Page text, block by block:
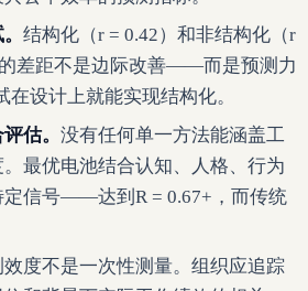
结构化（r = 0.42）和非结构化（r
差距不是边际改善——而是预测力
设计上就能实现结构化。
估。 没有任何单一方法能涵盖工
最优电池结合认知、人格、行为
定信号——达到R = 0.67+，而传统
效度不是一次性测量。组织应追踪